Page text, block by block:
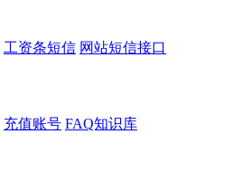
工资条短信 网站短信接口
充值账号 FAQ知识库